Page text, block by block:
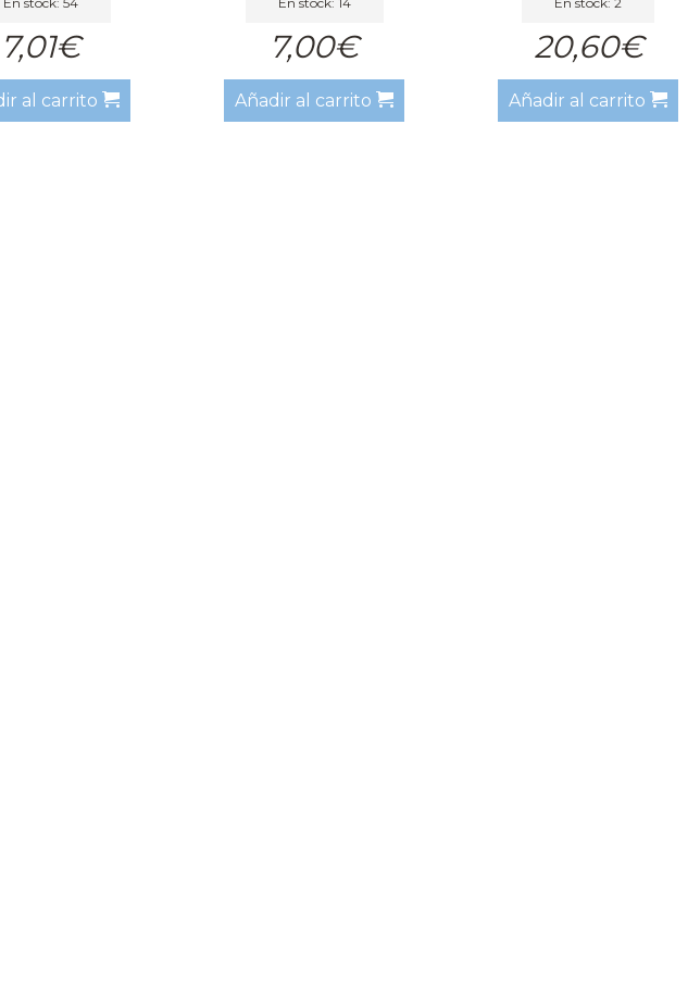
7,01€
al carrito
7,00€
Añadir al carrito
20,60€
Añadir al carrito